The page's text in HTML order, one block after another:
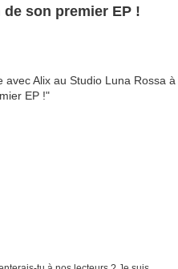
son premier EP !